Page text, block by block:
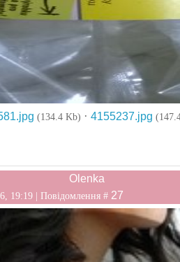
(134.4 Kb) · 4155237.jpg
Olenka
19:19 | Повідомлення # 27